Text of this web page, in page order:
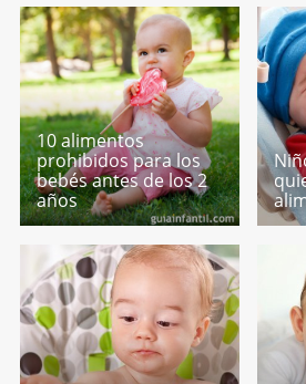
10 alimentos
prohibidos para los
bebés antes de los 2
años